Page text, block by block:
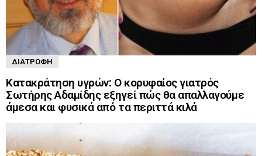
ΔΙΑΤΡΟΦΉ
Κατακράτηση υγρών: Ο κορυφαίος γιατρός
Σωτήρης Αδαμίδης εξηγεί πώς θα απαλλαγούμε
άμεσα και φυσικά από τα περιττά κιλά